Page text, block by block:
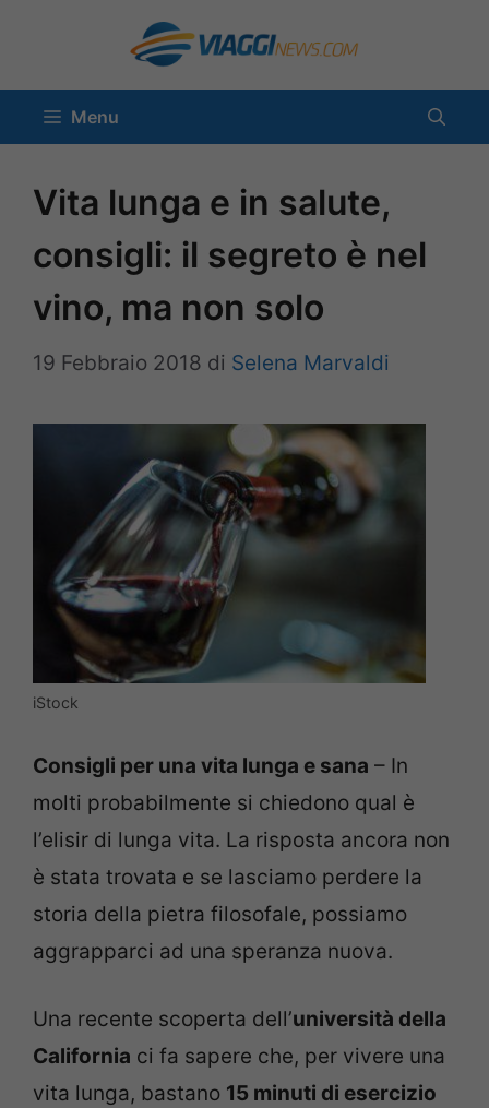
contenuto
Menu
Vita lunga e in salute,
consigli: il segreto è nel
vino, ma non solo
19 Febbraio 2018 di Selena Marvaldi
iStock
Consigli per una vita lunga e sana – In
molti probabilmente si chiedono qual è
l’elisir di lunga vita. La risposta ancora non
è stata trovata e se lasciamo perdere la
storia della pietra filosofale, possiamo
aggrapparci ad una speranza nuova.
Una recente scoperta dell’università della
California ci fa sapere che, per vivere una
vita lunga, bastano 15 minuti di esercizio